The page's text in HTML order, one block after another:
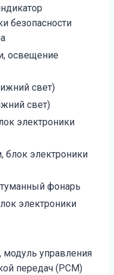
безопасности
освещение
свет)
свет)
электроники
блок электроники
фонарь
электроники
модуль управления
передач (PCM)